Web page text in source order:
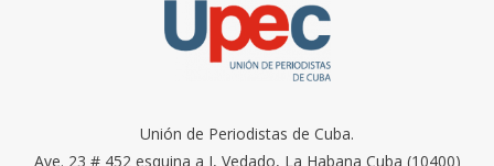
Unión de Periodistas de Cuba.
Ave. 23 # 452 esquina a I, Vedado, La Habana Cuba (10400)